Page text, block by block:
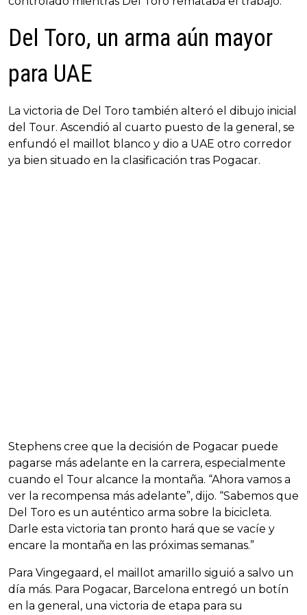
Del Toro, un arma aún mayor
para UAE
La victoria de Del Toro también alteró el dibujo inicial
del Tour. Ascendió al cuarto puesto de la general, se
enfundó el maillot blanco y dio a UAE otro corredor
ya bien situado en la clasificación tras Pogacar.
Stephens cree que la decisión de Pogacar puede
pagarse más adelante en la carrera, especialmente
cuando el Tour alcance la montaña. “Ahora vamos a
ver la recompensa más adelante”, dijo. “Sabemos que
Del Toro es un auténtico arma sobre la bicicleta.
Darle esta victoria tan pronto hará que se vacíe y
encare la montaña en las próximas semanas.”
Para Vingegaard, el maillot amarillo siguió a salvo un
día más. Para Pogacar, Barcelona entregó un botín
en la general, una victoria de etapa para su